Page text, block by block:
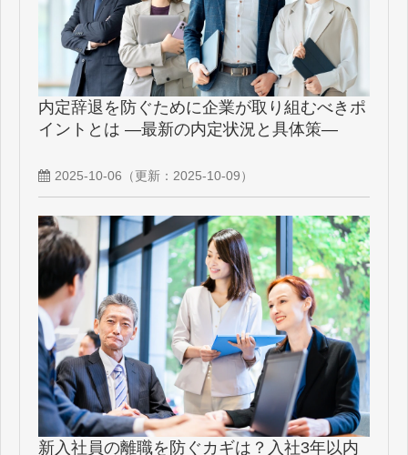
内定辞退を防ぐために企業が取り組むべきポ
イントとは ―最新の内定状況と具体策―
2025-10-06 （更新： 2025-10-09）
新入社員の離職を防ぐカギは？入社3年以内